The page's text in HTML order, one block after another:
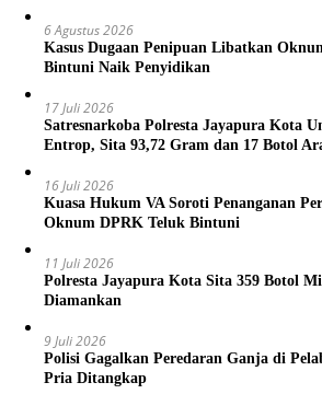
6 Agustus 2026
Kasus Dugaan Penipuan Libatkan
Bintuni Naik Penyidikan
17 Juli 2026
Satresnarkoba Polresta Jayapura Kota
Entrop, Sita 93,72 Gram dan 17 Botol
16 Juli 2026
Kuasa Hukum VA Soroti Penanganan
Oknum DPRK Teluk Bintuni
11 Juli 2026
Polresta Jayapura Kota Sita 359 Botol
Diamankan
9 Juli 2026
Polisi Gagalkan Peredaran Ganja di
Pria Ditangkap